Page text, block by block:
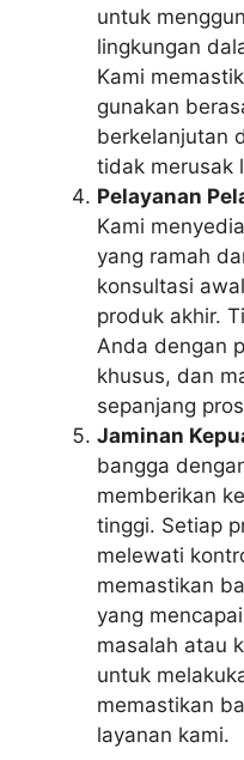
untuk
lingkungan
Kami
gunakan
berkelanjutan
tidak merusak
Pelayanan
Kami
yang ramah
konsultasi
produk akhir.
Anda dengan
khusus, dan
sepanjang
Jaminan
bangga
memberikan
tinggi. Setiap
melewati
memastikan
yang
masalah atau
untuk
memastikan
layanan kami.